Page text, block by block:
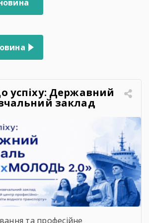
успіху: Державний
заклад
центр
технічної освіти
транспорту»
молодіжний
«WORKxМОЛОДЬ
2.0»
та професійне